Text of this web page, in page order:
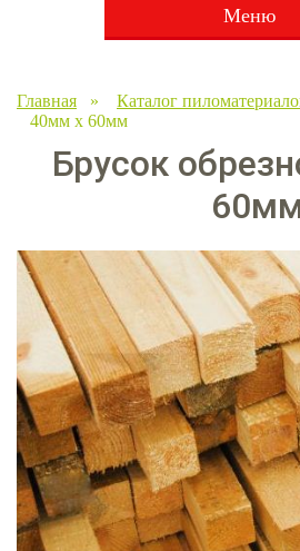
Меню
Главная » Каталог
40мм x 60мм
Брусок